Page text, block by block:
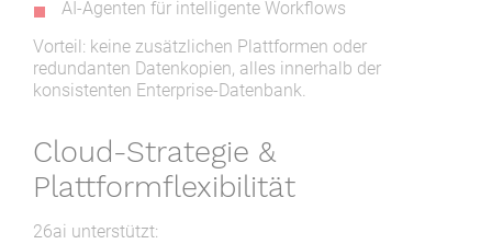
AI-Agenten für intelligente Workflows
Vorteil: keine zusätzlichen Plattformen oder
redundanten Datenkopien, alles innerhalb der
konsistenten Enterprise-Datenbank.
Cloud-Strategie &
Plattformflexibilität
26ai unterstützt: